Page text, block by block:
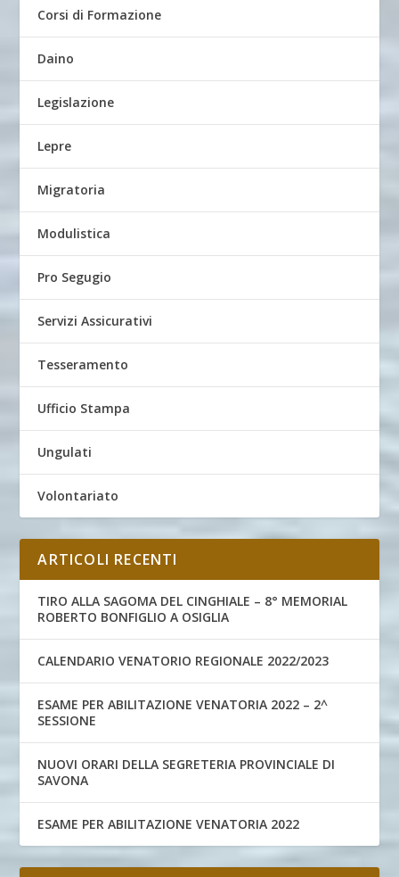
Corsi di Formazione
Daino
Legislazione
Lepre
Migratoria
Modulistica
Pro Segugio
Servizi Assicurativi
Tesseramento
Ufficio Stampa
Ungulati
Volontariato
ARTICOLI RECENTI
TIRO ALLA SAGOMA DEL CINGHIALE – 8° MEMORIAL
ROBERTO BONFIGLIO A OSIGLIA
CALENDARIO VENATORIO REGIONALE 2022/2023
ESAME PER ABILITAZIONE VENATORIA 2022 – 2^
SESSIONE
NUOVI ORARI DELLA SEGRETERIA PROVINCIALE DI
SAVONA
ESAME PER ABILITAZIONE VENATORIA 2022